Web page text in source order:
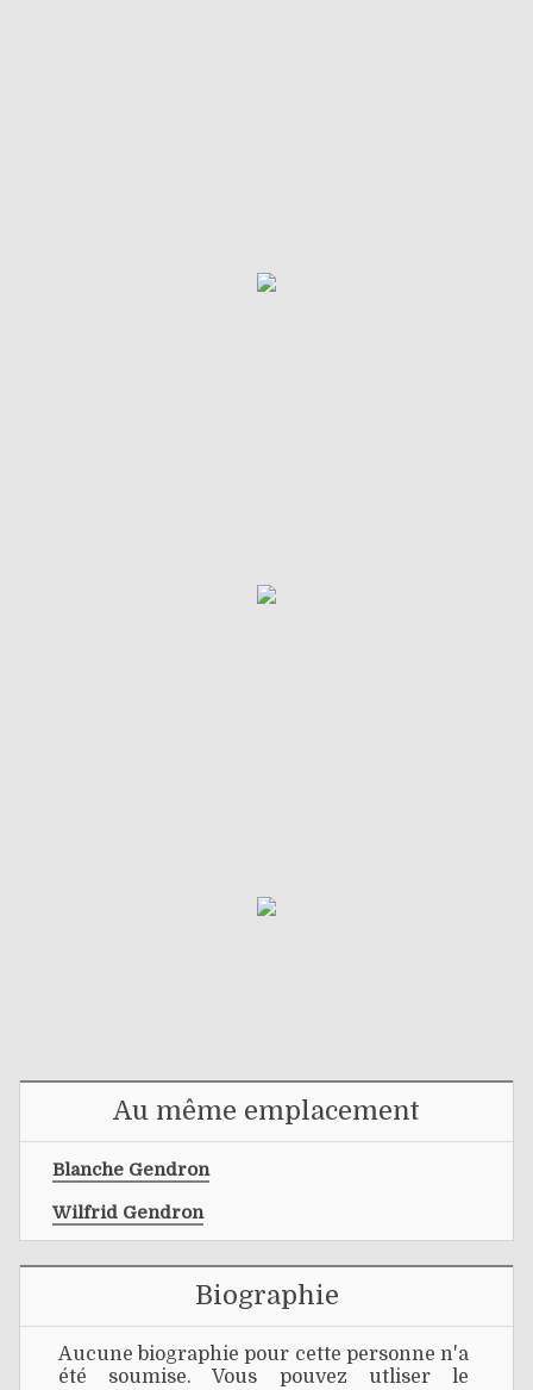
Au même emplacement
Blanche Gendron
Wilfrid Gendron
Biographie
Aucune biographie pour cette personne n'a
été soumise. Vous pouvez utliser le